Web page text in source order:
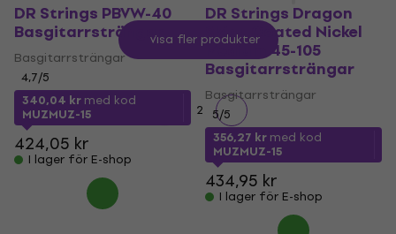
DR Strings PBVW-40
Basgitarrsträngar
Basgitarrsträngar
4,7/5
340,04 krmed kod
MUZMUZ-15
424,05 kr
I lager för E-shop
DR Strings Dragon
Skin+ Coated Nickel
Medium 45-105
Basgitarrsträngar
Basgitarrsträngar
5/5
356,27 krmed kod
MUZMUZ-15
434,95 kr
I lager för E-shop
Visa fler produkter
2